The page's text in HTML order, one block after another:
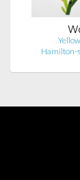
Hamilton-